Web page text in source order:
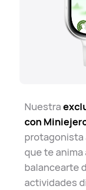
Nuestra
con
protagonista
que te
balancearte
actividades